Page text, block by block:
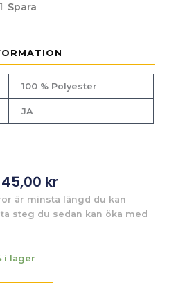
Spara
100 % Polyester
JA
45,00 kr
är minsta längd du kan
steg du sedan kan öka med
i lager